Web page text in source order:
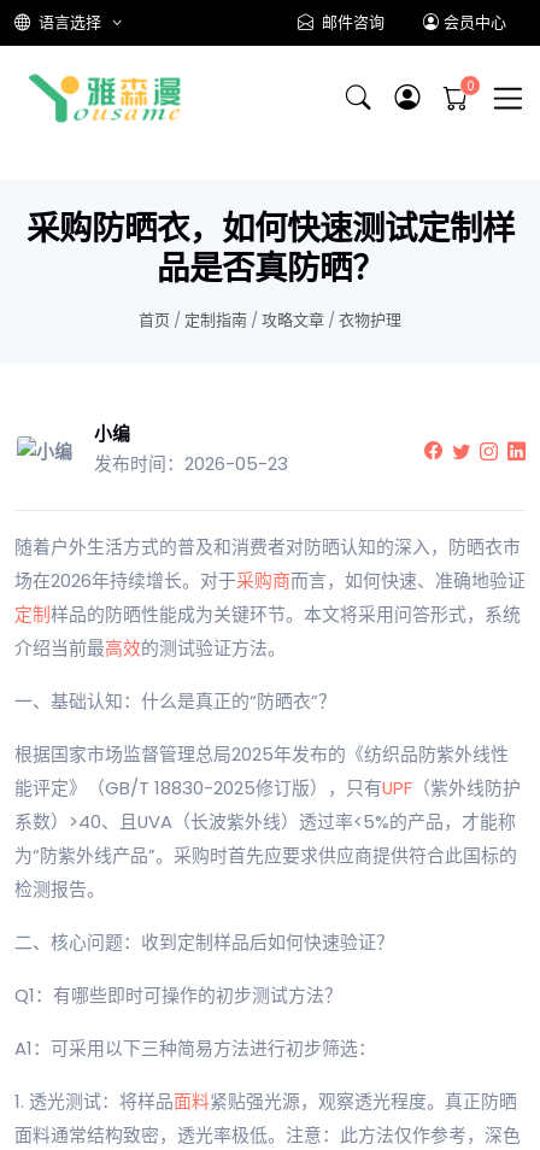
语言选择 邮件咨询 会员中心
采购防晒衣，如何快速测试定制样
品是否真防晒？
首页 / 定制指南 / 攻略文章 / 衣物护理
小编
发布时间：2026-05-23
随着户外生活方式的普及和消费者对防晒认知的深入，防晒衣市
场在2026年持续增长。对于采购商而言，如何快速、准确地验证
定制样品的防晒性能成为关键环节。本文将采用问答形式，系统
介绍当前最高效的测试验证方法。
一、基础认知：什么是真正的“防晒衣”？
根据国家市场监督管理总局2025年发布的《纺织品防紫外线性
能评定》（GB/T 18830-2025修订版），只有UPF （紫外线防护
系数）>40、且UVA（长波紫外线）透过率<5%的产品，才能称
为“防紫外线产品”。采购时首先应要求供应商提供符合此国标的
检测报告。
二、核心问题：收到定制样品后如何快速验证？
Q1：有哪些即时可操作的初步测试方法？
A1：可采用以下三种简易方法进行初步筛选：
1. 透光测试：将样品面料紧贴强光源，观察透光程度。真正防晒
面料通常结构致密，透光率极低。注意：此方法仅作参考，深色